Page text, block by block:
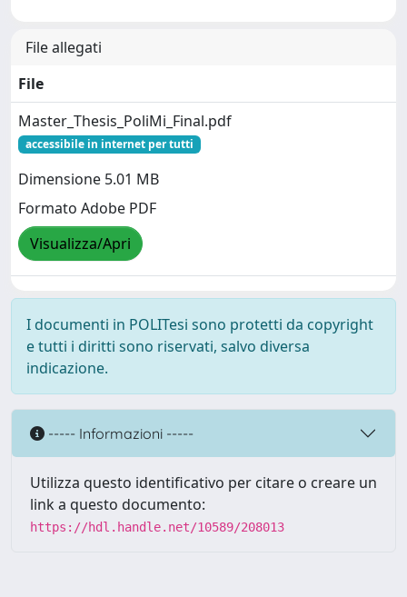
File allegati
File
Master_Thesis_PoliMi_Final.pdf
accessibile in internet per tutti
Dimensione 5.01 MB
Formato Adobe PDF
Visualizza/Apri
I documenti in POLITesi sono protetti da copyright
e tutti i diritti sono riservati, salvo diversa
indicazione.
----- Informazioni -----
Utilizza questo identificativo per citare o creare un
link a questo documento:
https://hdl.handle.net/10589/208013